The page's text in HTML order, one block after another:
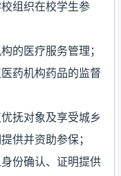
组织在校学生参
的医疗服务管理；
药机构药品的监督
抚对象及享受城乡
供并资助参保；
份确认、证明提供